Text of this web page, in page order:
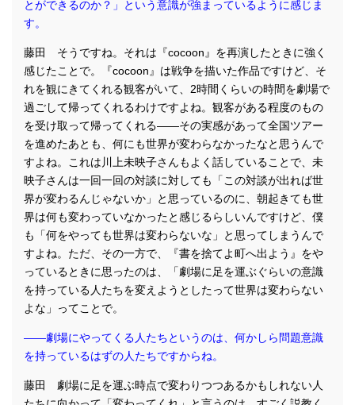
とができるのか？」という意識が強まっているように感じま
す。
藤田 そうですね。それは『cocoon』を再演したときに強く
感じたことで。『cocoon』は戦争を描いた作品ですけど、そ
れを観にきてくれる観客がいて、2時間くらいの時間を劇場で
過ごして帰ってくれるわけですよね。観客がある程度のもの
を受け取って帰ってくれる――その実感があって全国ツアー
を進めたあとも、何にも世界が変わらなかったなと思うんで
すよね。これは川上未映子さんもよく話していることで、未
映子さんは一回一回の対談に対しても「この対談が出れば世
界が変わるんじゃないか」と思っているのに、朝起きても世
界は何も変わっていなかったと感じるらしいんですけど、僕
も「何をやっても世界は変わらないな」と思ってしまうんで
すよね。ただ、その一方で、『書を捨てよ町へ出よう』をや
っているときに思ったのは、「劇場に足を運ぶぐらいの意識
を持っている人たちを変えようとしたって世界は変わらない
よな」ってことで。
――劇場にやってくる人たちというのは、何かしら問題意識
を持っているはずの人たちですからね。
藤田 劇場に足を運ぶ時点で変わりつつあるかもしれない人